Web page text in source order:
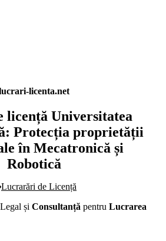
licenta.net
licență Universitatea
Protecția proprietății
în Mecatronică și
Robotică
Lucrarări de Licență
și Consultanță pentru Lucrarea